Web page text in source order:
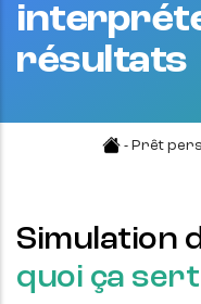
résultats
- Prêt
Simulation
quoi ça